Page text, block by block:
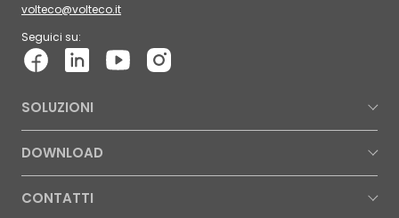
volteco@volteco.it
Seguici su:
SOLUZIONI
DOWNLOAD
CONTATTI